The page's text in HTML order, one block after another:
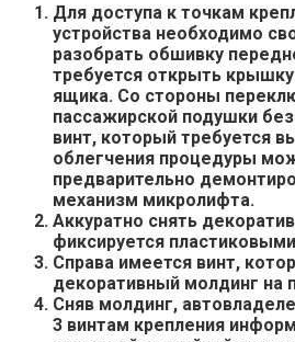
Для доступа к точкам
устройства необходимо
разобрать обшивку
требуется открыть
ящика. Со стороны
пассажирской подушки
винт, который требуется
облегчения процедуры
предварительно
механизм микролифта.
Аккуратно снять
фиксируется
Справа имеется винт,
декоративный молдинг на
Сняв молдинг,
3 винтам крепления